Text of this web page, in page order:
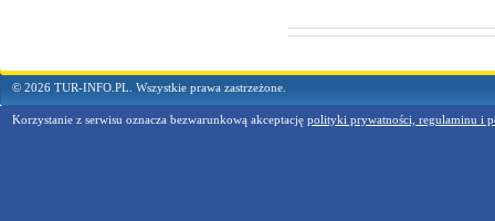
© 2026 TUR-INFO.PL. Wszystkie prawa zastrzeżone.
Korzystanie z serwisu oznacza bezwarunkową akceptację polityki prywatności, regulaminu i